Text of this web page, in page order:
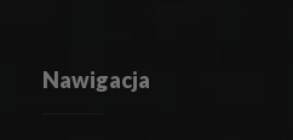
Nawigacja